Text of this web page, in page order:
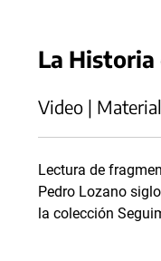
La
Video |
Lectura de
Pedro Lozano
la colección